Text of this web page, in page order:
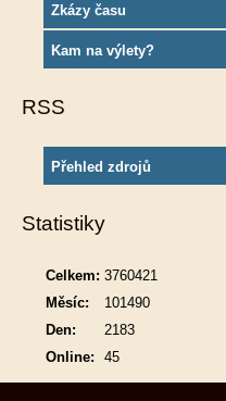
Zkázy času
Kam na výlety?
RSS
Přehled zdrojů
Statistiky
Online: 45
Celkem: 3760421
Měsíc:
101490
Den:
2183